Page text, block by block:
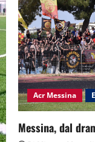
Acr Messina
Messina, dal